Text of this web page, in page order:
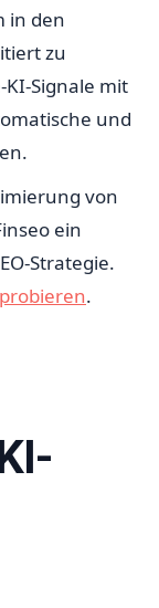
in den
zu
Signale mit
und
von
ein
Strategie.
.